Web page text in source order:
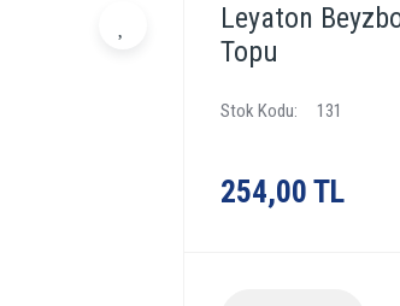
Leyaton
Topu
Stok Kodu 131
254,00 TL